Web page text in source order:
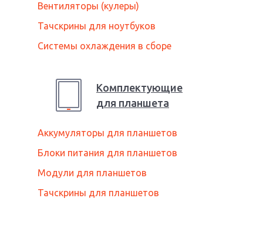
Вентиляторы (кулеры)
Тачскрины для ноутбуков
Системы охлаждения в сборе
Комплектующие
для планшета
Аккумуляторы для планшетов
Блоки питания для планшетов
Модули для планшетов
Тачскрины для планшетов